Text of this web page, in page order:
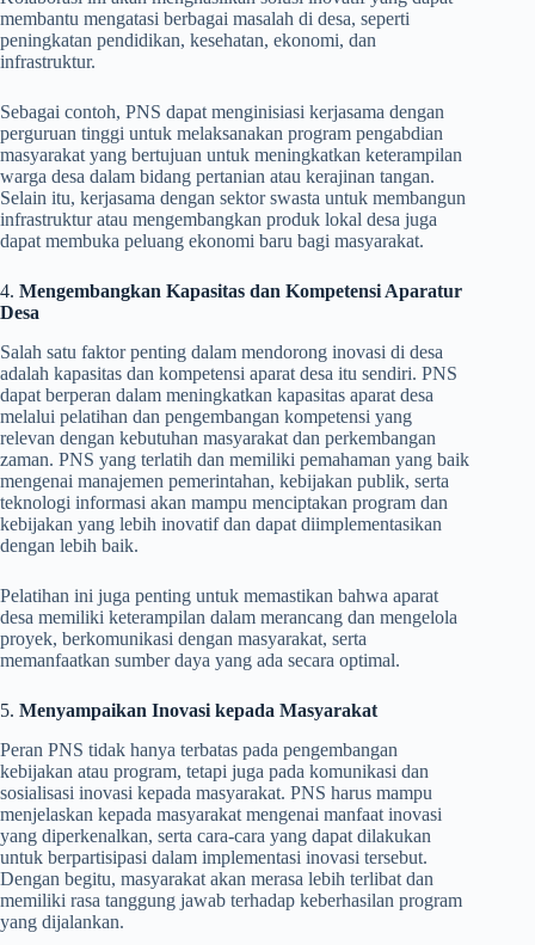
membantu mengatasi berbagai masalah di desa, seperti
peningkatan pendidikan, kesehatan, ekonomi, dan
infrastruktur.
Sebagai contoh, PNS dapat menginisiasi kerjasama dengan
perguruan tinggi untuk melaksanakan program pengabdian
masyarakat yang bertujuan untuk meningkatkan keterampilan
warga desa dalam bidang pertanian atau kerajinan tangan.
Selain itu, kerjasama dengan sektor swasta untuk membangun
infrastruktur atau mengembangkan produk lokal desa juga
dapat membuka peluang ekonomi baru bagi masyarakat.
4. Mengembangkan Kapasitas dan Kompetensi Aparatur
Desa
Salah satu faktor penting dalam mendorong inovasi di desa
adalah kapasitas dan kompetensi aparat desa itu sendiri. PNS
dapat berperan dalam meningkatkan kapasitas aparat desa
melalui pelatihan dan pengembangan kompetensi yang
relevan dengan kebutuhan masyarakat dan perkembangan
zaman. PNS yang terlatih dan memiliki pemahaman yang baik
mengenai manajemen pemerintahan, kebijakan publik, serta
teknologi informasi akan mampu menciptakan program dan
kebijakan yang lebih inovatif dan dapat diimplementasikan
dengan lebih baik.
Pelatihan ini juga penting untuk memastikan bahwa aparat
desa memiliki keterampilan dalam merancang dan mengelola
proyek, berkomunikasi dengan masyarakat, serta
memanfaatkan sumber daya yang ada secara optimal.
5. Menyampaikan Inovasi kepada Masyarakat
Peran PNS tidak hanya terbatas pada pengembangan
kebijakan atau program, tetapi juga pada komunikasi dan
sosialisasi inovasi kepada masyarakat. PNS harus mampu
menjelaskan kepada masyarakat mengenai manfaat inovasi
yang diperkenalkan, serta cara-cara yang dapat dilakukan
untuk berpartisipasi dalam implementasi inovasi tersebut.
Dengan begitu, masyarakat akan merasa lebih terlibat dan
memiliki rasa tanggung jawab terhadap keberhasilan program
yang dijalankan.